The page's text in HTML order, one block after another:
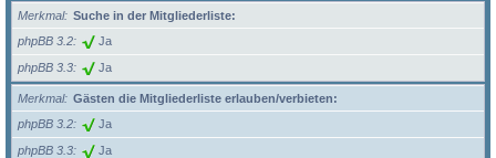
Merkmal
Suche in der Mitgliederliste:
phpBB 3.2
Ja
phpBB 3.3 Ja
Merkmal
Gästen die Mitgliederliste erlauben/verbieten:
phpBB 3.2
Ja
phpBB 3.3 Ja